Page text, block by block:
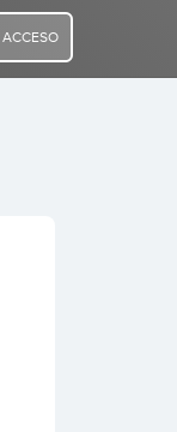
ACCESO